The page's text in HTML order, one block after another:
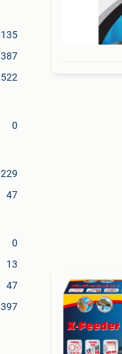
135
387
522
0
229
47
0
13
47
397